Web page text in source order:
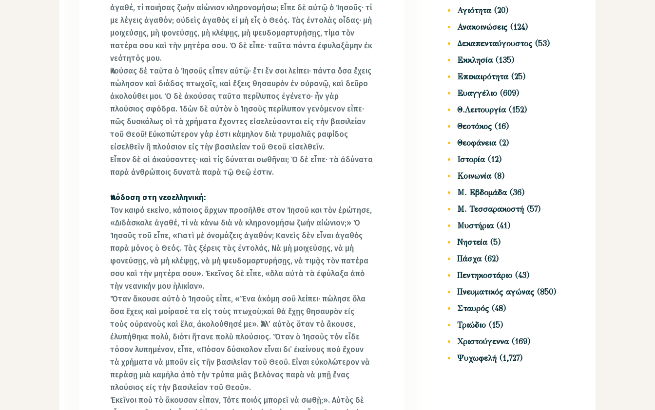
ἀγαθέ, τί ποιήσας ζωὴν αἰώνιον κληρονομήσω; Εἶπε δὲ αὐτῷ ὁ Ἰησοῦς· τί
με λέγεις ἀγαθόν; οὐδεὶς ἀγαθὸς εἰ μὴ εἷς ὁ Θεός. Τὰς ἐντολὰς οἶδας· μὴ
μοιχεύσῃς, μὴ φονεύσῃς, μὴ κλέψῃς, μὴ ψευδομαρτυρήσῃς, τίμα τὸν
πατέρα σου καὶ τὴν μητέρα σου. Ὁ δὲ εἶπε· ταῦτα πάντα ἐφυλαξάμην ἐκ
νεότητός μου.
Ἀκούσας δὲ ταῦτα ὁ Ἰησοῦς εἶπεν αὐτῷ· ἔτι ἕν σοι λείπει· πάντα ὅσα ἔχεις
πώλησον καὶ διάδος πτωχοῖς, καὶ ἕξεις θησαυρὸν ἐν οὐρανῷ, καὶ δεῦρο
ἀκολούθει μοι. Ὁ δὲ ἀκούσας ταῦτα περίλυπος ἐγένετο· ἦν γὰρ
πλούσιος σφόδρα. Ἰδὼν δὲ αὐτὸν ὁ Ἰησοῦς περίλυπον γενόμενον εἶπε·
πῶς δυσκόλως οἱ τὰ χρήματα ἔχοντες εἰσελεύσονται εἰς τὴν βασιλείαν
τοῦ Θεοῦ! Εὐκοπώτερον γάρ ἐστι κάμηλον διὰ τρυμαλιᾶς ραφίδος
εἰσελθεῖν ἢ πλούσιον εἰς τὴν βασιλείαν τοῦ Θεοῦ εἰσελθεῖν.
Εἶπον δὲ οἱ ἀκούσαντες· καὶ τίς δύναται σωθῆναι; Ὁ δὲ εἶπε· τὰ ἀδύνατα
παρὰ ἀνθρώποις δυνατὰ παρὰ τῷ Θεῷ ἐστιν.
Ἀπόδοση στη νεοελληνική:
Τον καιρό εκείνο, κάποιος ἄρχων προσῆλθε στον Ἰησοῦ και τὸν ἐρώτησε,
«Διδάσκαλε ἀγαθέ, τί νὰ κάνω διὰ νὰ κληρονομήσω ζωήν αἰώνιον;» Ὁ
Ἰησοῦς τοῦ εἶπε, «Γιατὶ μὲ ὀνομάζεις ἀγαθόν; Κανεὶς δὲν εἶναι ἀγαθὸς
παρὰ μόνος ὁ Θεός. Τὰς ξέρεις τὰς ἐντολάς, Νὰ μὴ μοιχεύσῃς, νὰ μὴ
φονεύσῃς, νὰ μὴ κλέψῃς, νὰ μὴ ψευδομαρτυρήσῃς, νὰ τιμᾷς τὸν πατέρα
σου καὶ τὴν μητέρα σου». Ἐκεῖνος δὲ εἶπε, «ὅλα αὐτὰ τὰ ἐφύλαξα ἀπὸ
τὴν νεανικήν μου ἡλικίαν».
Ὅταν ἄκουσε αὐτὸ ὁ Ἰησοῦς εἶπε, «Ἕνα ἀκόμη σοῦ λείπει· πώλησε ὅλα
ὅσα ἔχεις καὶ μοίρασέ τα εἰς τοὺς πτωχοὺ;καὶ θὰ ἔχῃς θησαυρὸν εἰς
τοὺς οὐρανοὺς καὶ ἔλα, ἀκολούθησέ με». Ἀλλ’ αὐτὸς ὅταν τὸ ἄκουσε,
ἐλυπήθηκε πολύ, διότι ἤτανε πολὺ πλούσιος. Ὅταν ὁ Ἰησοῦς τὸν εἶδε
τόσον λυπημένον, εἶπε, «Πόσον δύσκολον εἶναι δι’ ἐκείνους ποὺ ἔχουν
τὰ χρήματα νὰ μποῦν εἰς τῆν βασιλείαν τοῦ Θεοῦ. Εἶναι εὐκολώτερον νὰ
περάσῃ μιὰ καμήλα ἀπὸ τὴν τρύπα μιᾶς βελόνας παρὰ νὰ μπῇ ἕνας
πλούσιος εἰς τὴν βασιλείαν τοῦ Θεοῦ».
Ἐκεῖνοι ποὺ τὸ ἄκουσαν εἶπαν, Τότε ποιός μπορεῖ νὰ σωθῇ;». Αὐτὸς δὲ
Αγιότητα(20)
Ανακοινώσεις (124)
Δεκαπενταύγουστος (53)
Εκκλησία(135)
Επικαιρότητα(25)
Ευαγγέλιο (609)
Θ.Λειτουργία(152)
Θεοτόκος (16)
Θεοφάνεια(2)
Ιστορία(12)
Κοινωνία(8)
Μ. Εβδομάδα(36)
Μ. Τεσσαρακοστή (57)
Μυστήρια(41)
Νηστεία(5)
Πάσχα(62)
Πεντηκοστάριο (43)
Πνευματικός αγώνας (850)
Σταυρός (48)
Τριώδιο (15)
Χριστούγεννα(169)
Ψυχωφελή (1,727)